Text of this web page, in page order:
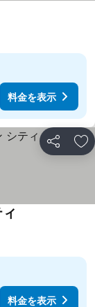
を表示
料金を表示
シェア お
料金を表示